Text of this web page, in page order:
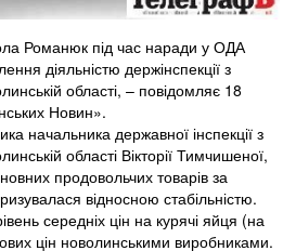
Романюк під час наради у ОДА
діяльністю держінспекції з
області, – повідомляє 18
Новин».
начальника державної інспекції з
області Вікторії Тимчишеної,
продовольчих товарів за
відносною стабільністю.
середніх цін на курячі яйця (на
цін новолинськими виробниками.